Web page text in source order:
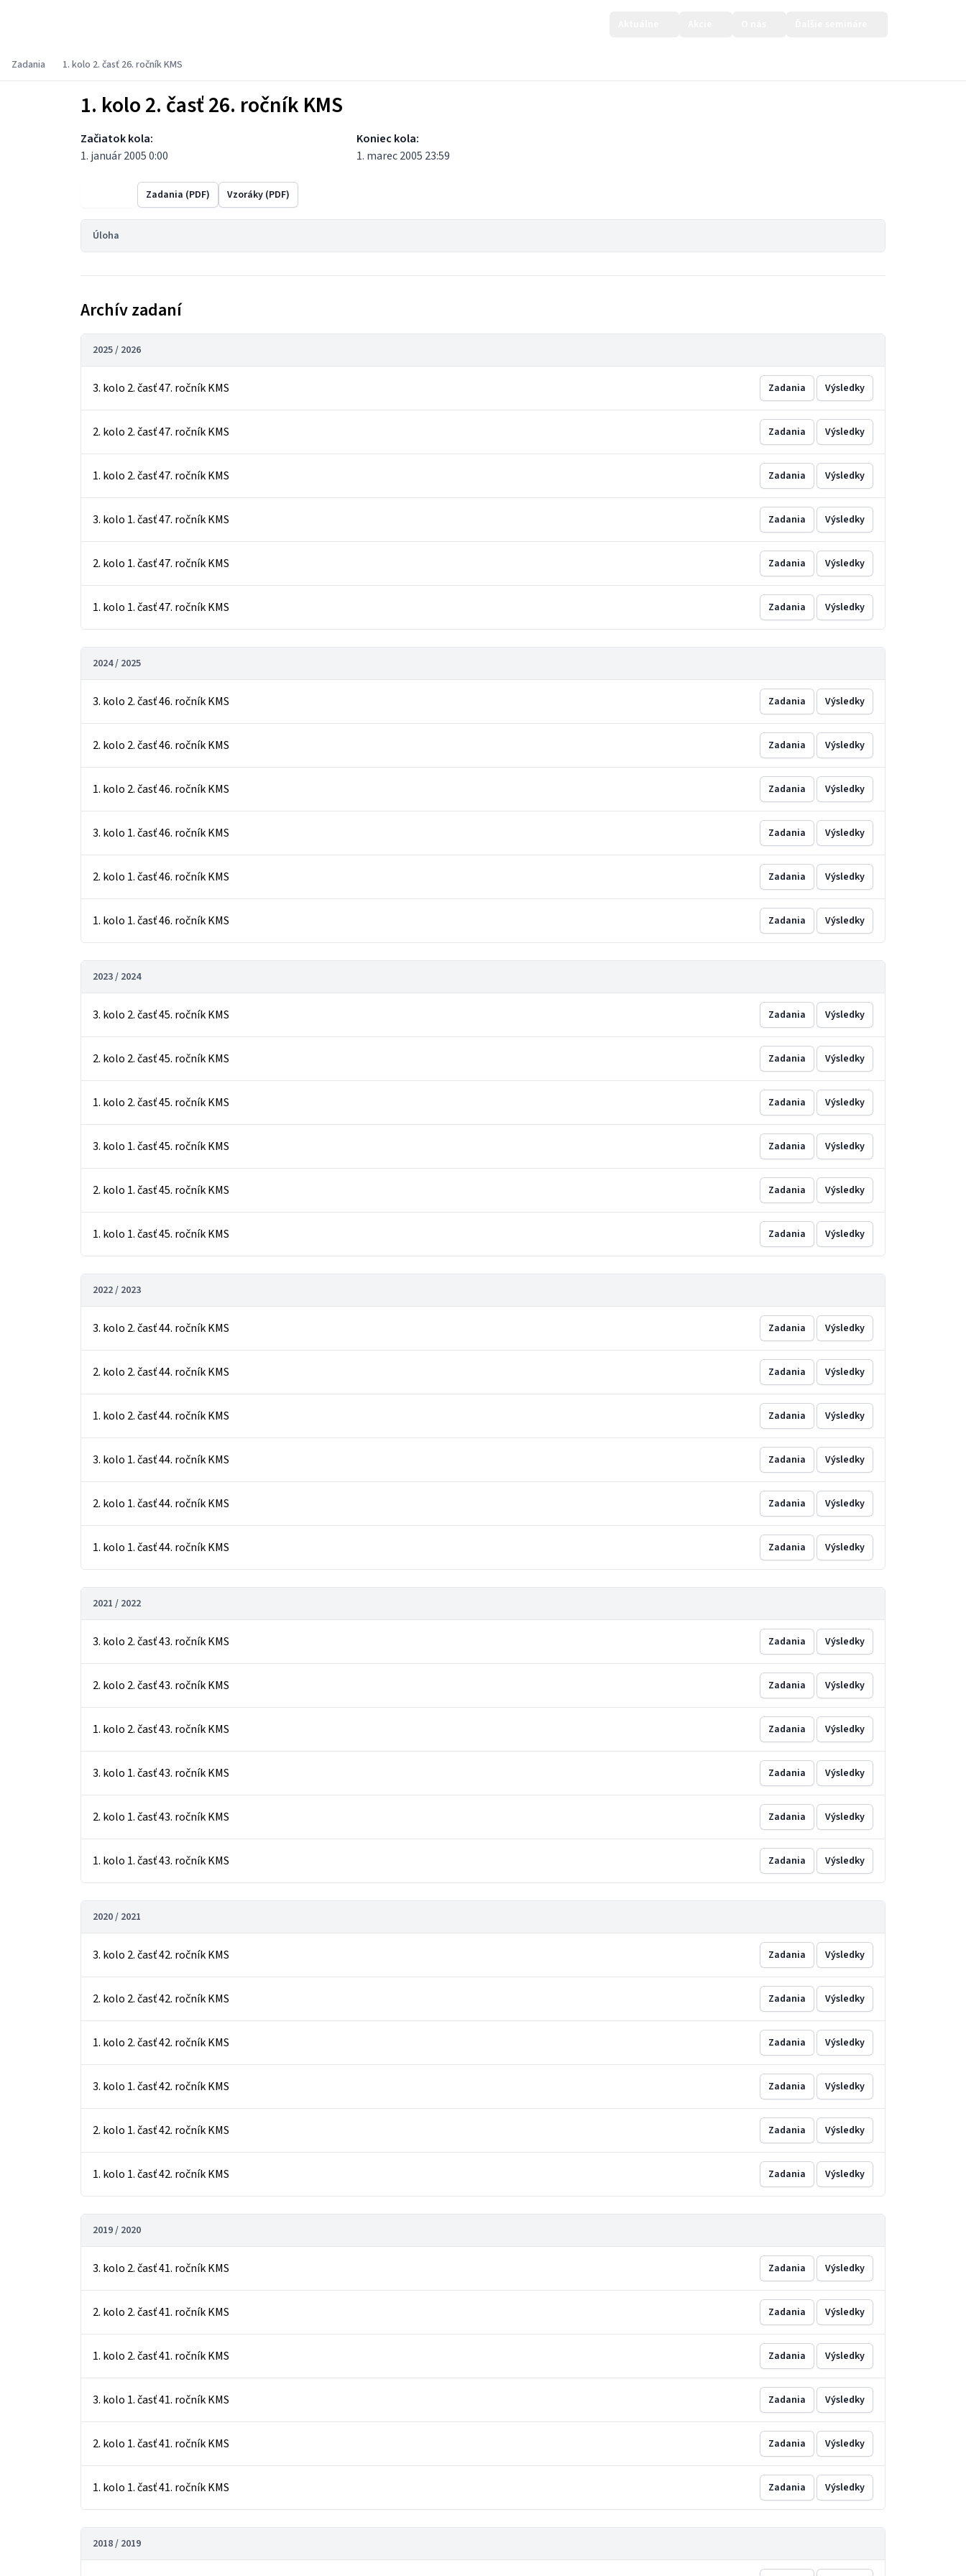
Zadania 1. kolo 2. časť 26. ročník KMS
1. kolo 2. časť 26. ročník KMS
Začiatok kola:
1. január 2005 0:00
Koniec kola:
1. marec 2005 23:59
Zadania (PDF) Vzoráky (PDF)
Úloha
Archív zadaní
2025 / 2026
3. kolo 2. časť 47. ročník KMS Zadania Výsledky
2. kolo 2. časť 47. ročník KMS Zadania Výsledky
1. kolo 2. časť 47. ročník KMS Zadania Výsledky
3. kolo 1. časť 47. ročník KMS Zadania Výsledky
2. kolo 1. časť 47. ročník KMS Zadania Výsledky
1. kolo 1. časť 47. ročník KMS Zadania Výsledky
2024 / 2025
3. kolo 2. časť 46. ročník KMS Zadania Výsledky
2. kolo 2. časť 46. ročník KMS Zadania Výsledky
1. kolo 2. časť 46. ročník KMS Zadania Výsledky
3. kolo 1. časť 46. ročník KMS Zadania Výsledky
2. kolo 1. časť 46. ročník KMS Zadania Výsledky
1. kolo 1. časť 46. ročník KMS Zadania Výsledky
2023 / 2024
3. kolo 2. časť 45. ročník KMS Zadania Výsledky
2. kolo 2. časť 45. ročník KMS Zadania Výsledky
1. kolo 2. časť 45. ročník KMS Zadania Výsledky
3. kolo 1. časť 45. ročník KMS Zadania Výsledky
2. kolo 1. časť 45. ročník KMS Zadania Výsledky
1. kolo 1. časť 45. ročník KMS Zadania Výsledky
2022 / 2023
3. kolo 2. časť 44. ročník KMS Zadania Výsledky
2. kolo 2. časť 44. ročník KMS Zadania Výsledky
1. kolo 2. časť 44. ročník KMS Zadania Výsledky
3. kolo 1. časť 44. ročník KMS Zadania Výsledky
2. kolo 1. časť 44. ročník KMS Zadania Výsledky
1. kolo 1. časť 44. ročník KMS Zadania Výsledky
2021 / 2022
3. kolo 2. časť 43. ročník KMS Zadania Výsledky
2. kolo 2. časť 43. ročník KMS Zadania Výsledky
1. kolo 2. časť 43. ročník KMS Zadania Výsledky
3. kolo 1. časť 43. ročník KMS Zadania Výsledky
2. kolo 1. časť 43. ročník KMS Zadania Výsledky
1. kolo 1. časť 43. ročník KMS Zadania Výsledky
2020 / 2021
3. kolo 2. časť 42. ročník KMS Zadania Výsledky
2. kolo 2. časť 42. ročník KMS Zadania Výsledky
1. kolo 2. časť 42. ročník KMS Zadania Výsledky
3. kolo 1. časť 42. ročník KMS Zadania Výsledky
2. kolo 1. časť 42. ročník KMS Zadania Výsledky
1. kolo 1. časť 42. ročník KMS Zadania Výsledky
2019 / 2020
3. kolo 2. časť 41. ročník KMS Zadania Výsledky
2. kolo 2. časť 41. ročník KMS Zadania Výsledky
1. kolo 2. časť 41. ročník KMS Zadania Výsledky
3. kolo 1. časť 41. ročník KMS Zadania Výsledky
2. kolo 1. časť 41. ročník KMS Zadania Výsledky
1. kolo 1. časť 41. ročník KMS Zadania Výsledky
2018 / 2019